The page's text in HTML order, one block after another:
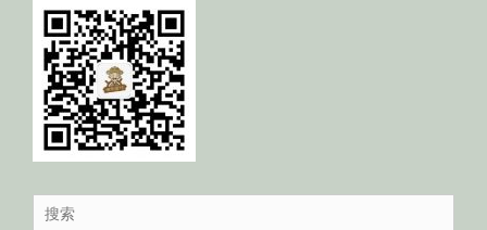
Search